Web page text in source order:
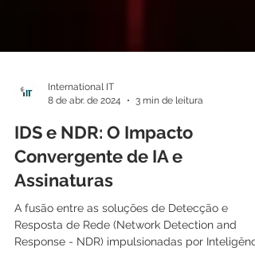
8 de abr. de 2024
3 min de leitura
IDS e NDR: O Impacto
Convergente de IA e
Assinaturas
A fusão entre as soluções de Detecção e
Resposta de Rede (Network Detection and